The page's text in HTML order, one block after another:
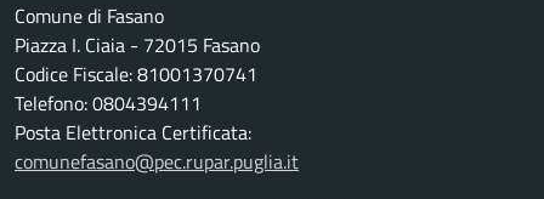
Comune di Fasano
Piazza I. Ciaia - 72015 Fasano
Codice Fiscale: 81001370741
Telefono: 0804394111
Posta Elettronica Certificata:
comunefasano@pec.rupar.puglia.it